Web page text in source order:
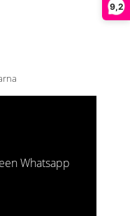
9,2
Whatsapp